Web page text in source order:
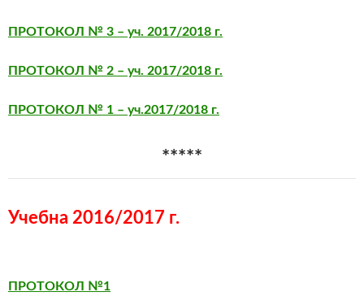
ПРОТОКОЛ № 3 – уч. 2017/2018 г.
ПРОТОКОЛ № 2 – уч. 2017/2018 г.
ПРОТОКОЛ № 1 – уч.2017/2018 г.
*****
Учебна 2016/2017 г.
ПРОТОКОЛ №1